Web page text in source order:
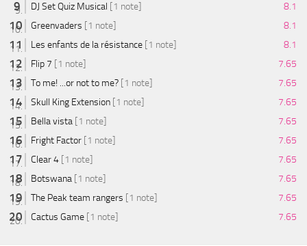
DJ Set Quiz Musical [1 note]
8.1
Greenvaders [1 note]
8.1
Les enfants de la résistance [1 note]
8.1
Flip 7 [1 note]
7.65
To me! ...or not to me? [1 note]
7.65
Skull King Extension [1 note]
7.65
Bella vista [1 note]
7.65
Fright Factor [1 note]
7.65
Clear 4 [1 note]
7.65
Botswana [1 note]
7.65
The Peak team rangers [1 note]
7.65
Cactus Game [1 note] 7.65